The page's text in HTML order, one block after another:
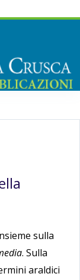
sulla
. Sulla
araldici